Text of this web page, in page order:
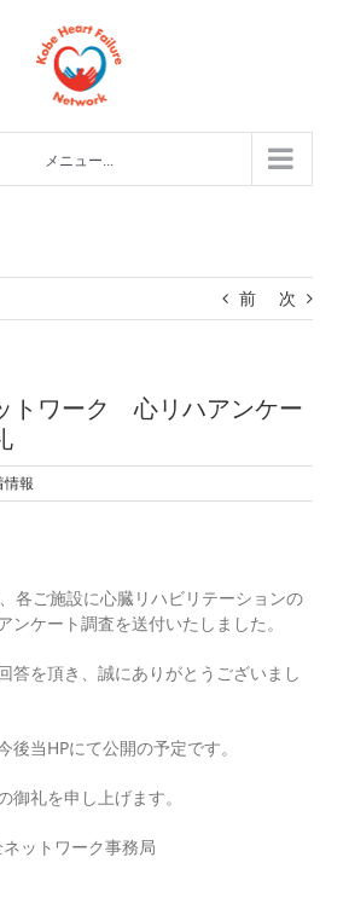
メニュー...
前 次
トワーク 心リハアンケー
情報
各ご施設に心臓リハビリテーションの
ンケート調査を送付いたしました。
答を頂き、誠にありがとうございまし
後当HPにて公開の予定です。
御礼を申し上げます。
ットワーク事務局